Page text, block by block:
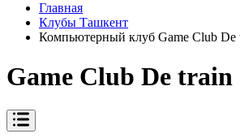
Главная
Клубы Ташкент
Компьютерный клуб Game Club De
Game Club De train